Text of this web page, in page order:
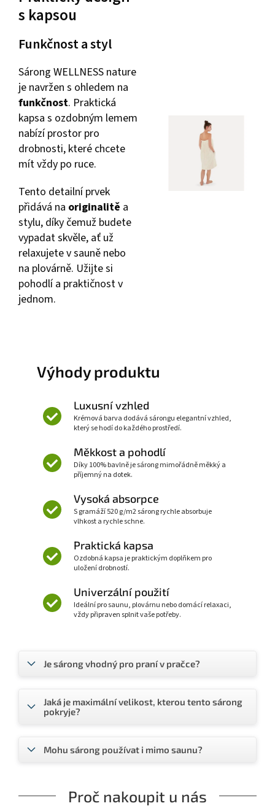
s kapsou
Funkčnost a styl
Sárong WELLNESS nature
je navržen s ohledem na
funkčnost. Praktická
kapsa s ozdobným lemem
nabízí prostor pro
drobnosti, které chcete
mít vždy po ruce.
Tento detailní prvek
přidává na originalitě a
stylu, díky čemuž budete
vypadat skvěle, ať už
relaxujete v sauně nebo
na plovárně. Užijte si
pohodlí a praktičnost v
jednom.
Výhody produktu
Luxusní vzhled
Krémová barva dodává sárongu elegantní vzhled,
který se hodí do každého prostředí.
Měkkost a pohodlí
Díky 100% bavlně je sárong mimořádně měkký a
příjemný na dotek.
Vysoká absorpce
S gramáží 520 g/m2 sárong rychle absorbuje
vlhkost a rychle schne.
Praktická kapsa
Ozdobná kapsa je praktickým doplňkem pro
uložení drobností.
Univerzální použití
Ideální pro saunu, plovárnu nebo domácí relaxaci,
vždy připraven splnit vaše potřeby.
Je sárong vhodný pro praní v pračce?
Jaká je maximální velikost, kterou tento sárong
pokryje?
Mohu sárong používat i mimo saunu?
Proč nakoupit u nás